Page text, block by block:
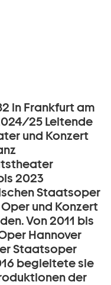
in Frankfurt am
25 Leitende
und Konzert
2023
Staatsoper
und Konzert
Von 2011 bis
Hannover
Staatsoper
begleitete sie
der